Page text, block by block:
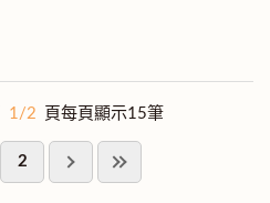
1/2 頁每頁顯示15筆
2